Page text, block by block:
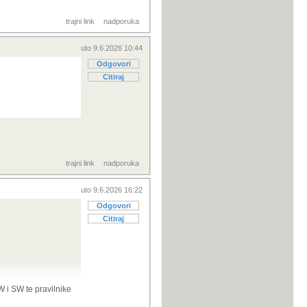
naprave
dohvati i te
u
trajni link nadporuka
uto 9.6.2026 10:44
Odgovori
Citiraj
trajni link nadporuka
uto 9.6.2026 16:22
Odgovori
Citiraj
i SW te pravilnike